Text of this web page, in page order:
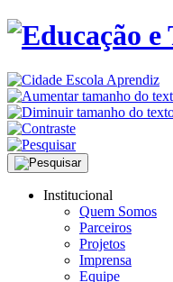
Institucional
Quem Somos
Parceiros
Projetos
Imprensa
Equipe